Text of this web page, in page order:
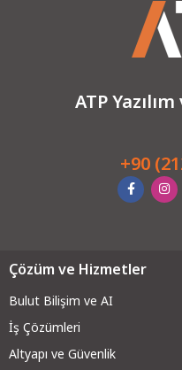
ATP
+90
Çözüm ve Hizmetler
Bulut Bilişim ve AI
İş Çözümleri
Altyapı ve Güvenlik